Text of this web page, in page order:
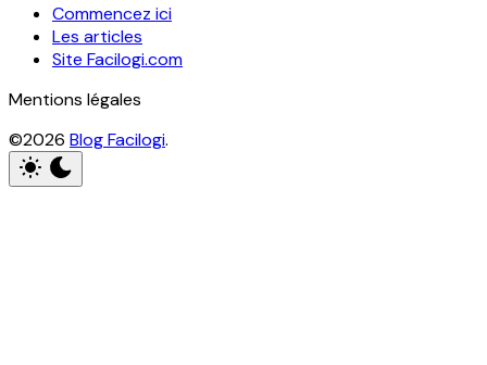
Commencez ici
Les articles
Site Facilogi.com
Mentions légales
©2026 Blog Facilogi.